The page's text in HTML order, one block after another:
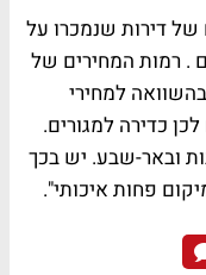
דירות שנמכרו על
למגורים . רמות המחירים של
למחירי
כדירה למגורים.
ובאר-שבע. יש בכך
פחות איכותי".